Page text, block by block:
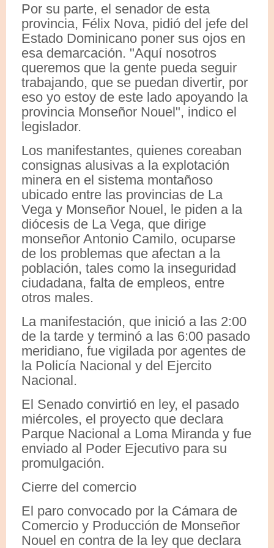
Por su parte, el senador de esta
provincia, Félix Nova, pidió del jefe del
Estado Dominicano poner sus ojos en
esa demarcación. "Aquí nosotros
queremos que la gente pueda seguir
trabajando, que se puedan divertir, por
eso yo estoy de este lado apoyando la
provincia Monseñor Nouel", indico el
legislador.
Los manifestantes, quienes coreaban
consignas alusivas a la explotación
minera en el sistema montañoso
ubicado entre las provincias de La
Vega y Monseñor Nouel, le piden a la
diócesis de La Vega, que dirige
monseñor Antonio Camilo, ocuparse
de los problemas que afectan a la
población, tales como la inseguridad
ciudadana, falta de empleos, entre
otros males.
La manifestación, que inició a las 2:00
de la tarde y terminó a las 6:00 pasado
meridiano, fue vigilada por agentes de
la Policía Nacional y del Ejercito
Nacional.
El Senado convirtió en ley, el pasado
miércoles, el proyecto que declara
Parque Nacional a Loma Miranda y fue
enviado al Poder Ejecutivo para su
promulgación.
Cierre del comercio
El paro convocado por la Cámara de
Comercio y Producción de Monseñor
Nouel en contra de la ley que declara